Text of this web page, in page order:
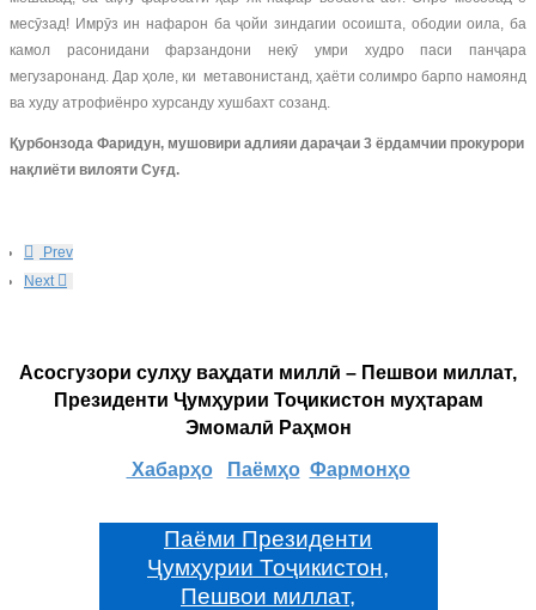
месӯзад! Имрӯз ин нафарон ба ҷойи зиндагии осоишта, ободии оила, ба
камол расонидани фарзандони некӯ умри худро паси панҷара
мегузаронанд. Дар ҳоле, ки метавонистанд, ҳаёти солимро барпо намоянд
ва худу атрофиёнро хурсанду хушбахт созанд.
Қурбонзода Фаридун, мушовири адлияи дараҷаи 3 ёрдамчии прокурори
нақлиёти вилояти Суғд.
Prev
Next
Асосгузори сулҳу ваҳдати миллӣ – Пешвои миллат,
Президенти Ҷумҳурии Тоҷикистон муҳтарам
Эмомалӣ Раҳмон
Хабарҳо Паёмҳо Фармонҳо
Паёми Президенти
Ҷумҳурии Тоҷикистон,
Пешвои миллат,